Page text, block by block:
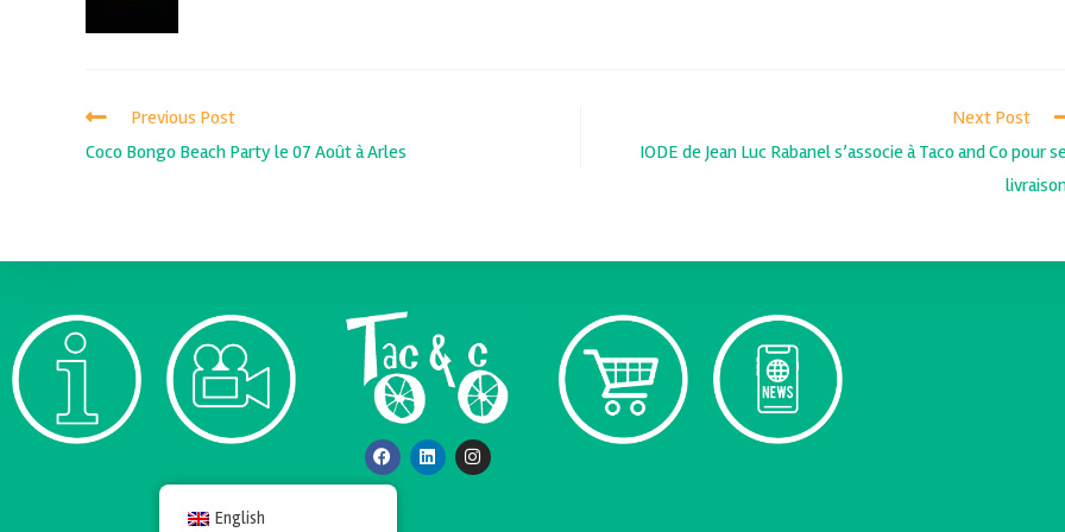
Previous Post
Coco Bongo Beach Party le 07 Août à Arles
Next Post
IODE de Jean Luc Rabanel s’associe à Taco and Co pour
English